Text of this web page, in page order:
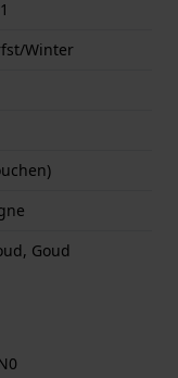
Winter
Goud